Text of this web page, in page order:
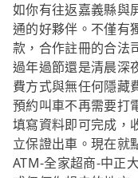
如你有往返嘉義縣與
通的好夥伴。不僅有
款，合作註冊的合法
過年過節還是清晨深
費方式與無任何隱藏
預約叫車不再需要打
填寫資料即可完成，
立保證出車。現在就
ATM-全家超商-中正